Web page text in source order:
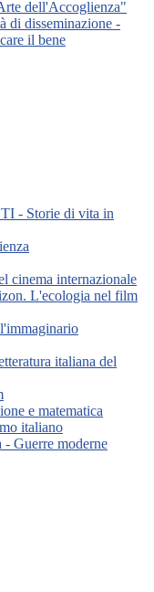
dell'Accoglienza"
di disseminazione -
il bene
- Storie di vita in
cinema internazionale
L'ecologia nel film
italiana del
e matematica
italiano
Guerre moderne